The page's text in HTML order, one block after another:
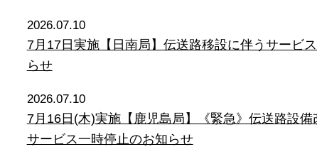
2026.07.10
7月17日実施【日南局】伝送路移設に伴うサービ
らせ
2026.07.10
7月16日(木)実施【鹿児島局】《緊急》伝送路設備
サービス一時停止のお知らせ